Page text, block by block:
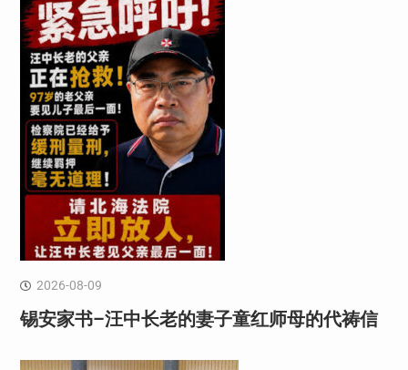
2026-08-09
锡安家书–汪中长老的妻子童红⁩师母的代祷信